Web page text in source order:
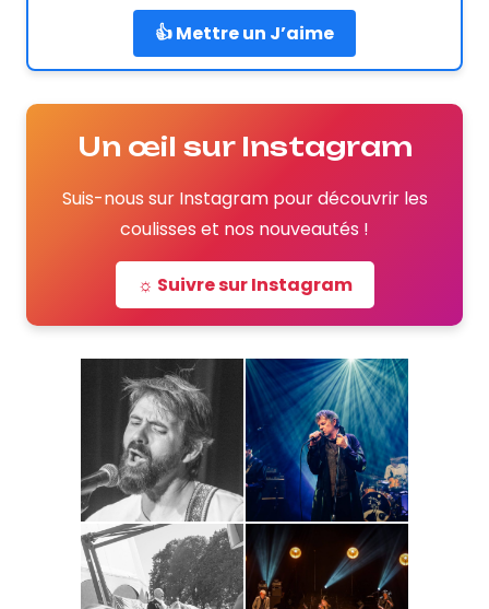
👍 Mettre un J’aime
Un œil sur Instagram
Suis-nous sur Instagram pour découvrir les
coulisses et nos nouveautés !
☼ Suivre sur Instagram